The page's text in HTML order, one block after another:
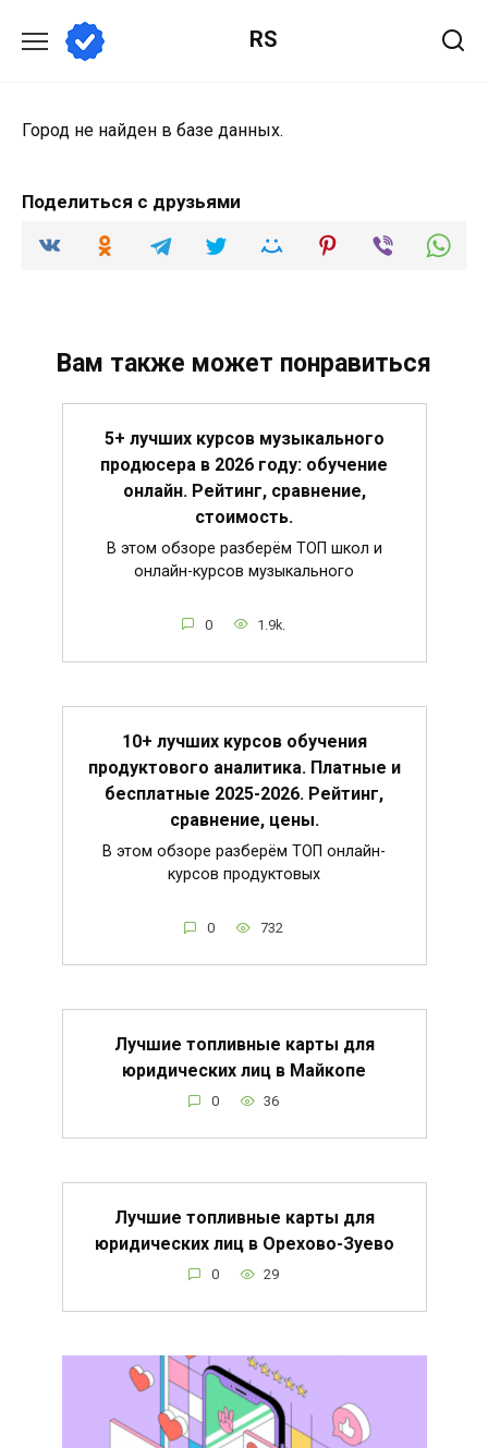
содержанию
RS
Город не найден в базе данных.
Поделиться с друзьями
Вам также может понравиться
5+ лучших курсов музыкального
продюсера в 2026 году: обучение
онлайн. Рейтинг, сравнение,
стоимость.
В этом обзоре разберём ТОП школ и
онлайн-курсов музыкального
0 1.9k.
10+ лучших курсов обучения
продуктового аналитика. Платные и
бесплатные 2025-2026. Рейтинг,
сравнение, цены.
В этом обзоре разберём ТОП онлайн-
курсов продуктовых
0 732
Лучшие топливные карты для
юридических лиц в Майкопе
0 36
Лучшие топливные карты для
юридических лиц в Орехово-Зуево
0 29